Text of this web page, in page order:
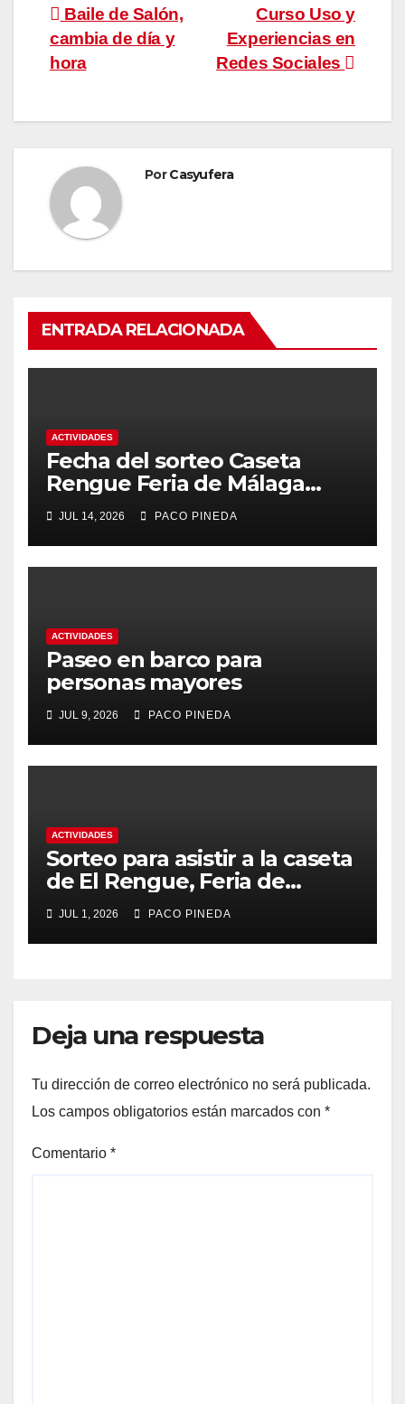
Navegación
de
Curso Uso y
Experiencias en
Redes Sociales
Baile de Salón,
cambia de día y
hora
PorCasyufera
ENTRADA RELACIONADA
ACTIVIDADES
Fecha del sorteo Caseta
Rengue Feria de Málaga
2026
JUL 14, 2026 PACO PINEDA
ACTIVIDADES
Paseo en barco para
personas mayores
JUL 9, 2026 PACO PINEDA
ACTIVIDADES
Sorteo para asistir a la caseta
de El Rengue, Feria de
Málaga 2026
JUL 1, 2026 PACO PINEDA
Deja una respuesta
Tu dirección de correo electrónico no será publicada.
Los campos obligatorios están marcados con *
Comentario *